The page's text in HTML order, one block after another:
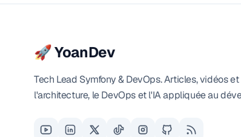
🚀 YoanDev
Tech Lead Symfony & DevOps. Articles, vidéos
l'architecture, le DevOps et l'IA appliquée au